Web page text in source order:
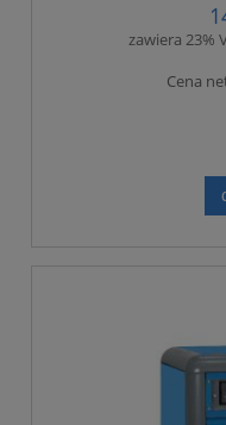
zawiera 23%
Cena